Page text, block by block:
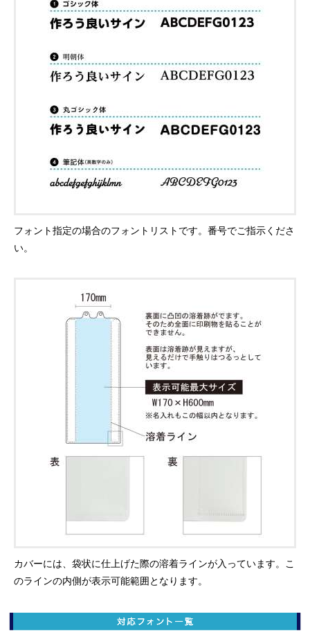
フォント指定の場合のフォントリストです。番号でご指示くださ
い。
カバーには、袋状に仕上げた際の溶着ラインが入っています。こ
のラインの内側が表示可能範囲となります。